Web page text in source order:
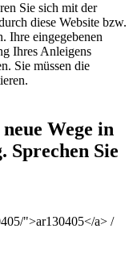
Sie sich mit der
diese Website bzw.
Ihre eingegebenen
Ihres Anleigens
Sie müssen die
Wege in
Sprechen Sie